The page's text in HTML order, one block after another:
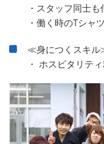
・スタッフ同士も
・働く時のTシャ
≪身につくスキ
・ ホスピタリテ